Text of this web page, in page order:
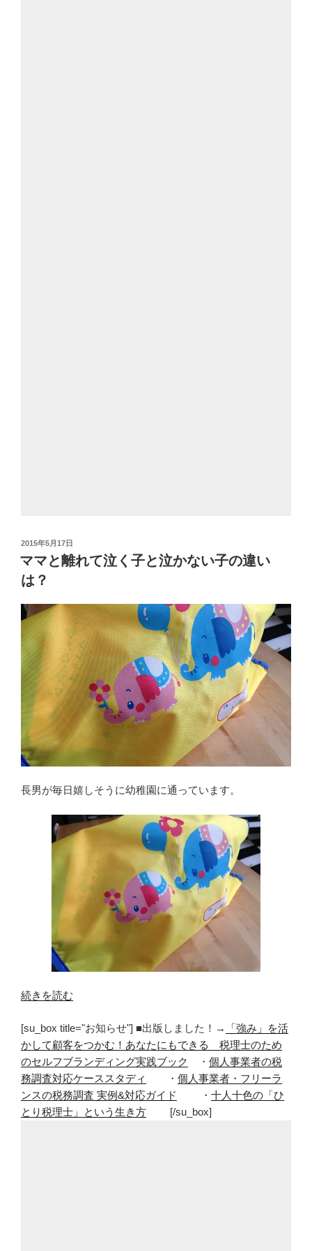
投
稿
日:
2015年5月17日
ママと離れて泣く子と泣かない子の違い
は？
長男が毎日嬉しそうに幼稚園に通っています。
“マ
と
離
れ
て
泣
く
続きを読む
[su_box title="お知らせ"] ■出版しました！→
「強み」を活
かして顧客をつかむ！あなたにもできる 税理士のため
のセルフブランディング実践ブック
・ 個人事業者の税
務調査対応ケーススタディ
・ 個人事業者・フリーラ
ンスの税務調査 実例&対応ガイド
・ 十人十色の「ひ
とり税理士」という生き方 [/su_box]